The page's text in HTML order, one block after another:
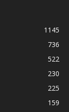
1145
736
522
230
225
159